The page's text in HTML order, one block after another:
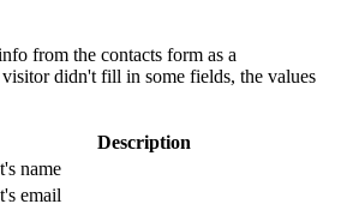
from the contacts form as a
didn't fill in some fields, the values
Description
name
email